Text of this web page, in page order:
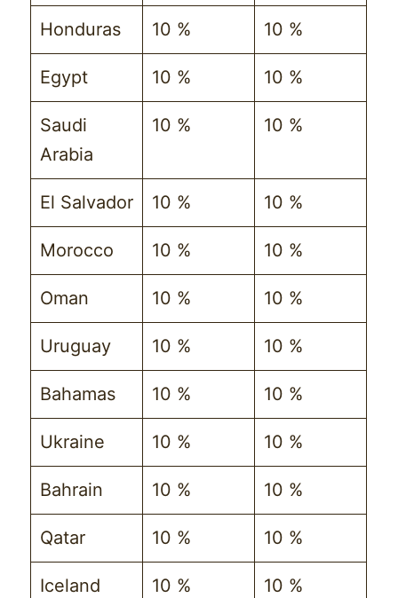
Honduras 10 % 10 %
Egypt 10 % 10 %
Saudi
Arabia
10 % 10 %
El Salvador 10 % 10 %
Morocco 10 % 10 %
Oman 10 % 10 %
Uruguay 10 % 10 %
Bahamas 10 % 10 %
Ukraine 10 % 10 %
Bahrain 10 % 10 %
Qatar 10 % 10 %
Iceland 10 % 10 %